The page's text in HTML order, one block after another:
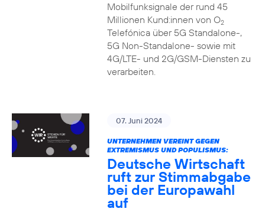
Mobilfunksignale der rund 45
Millionen Kund:innen von O2
Telefónica über 5G Standalone-,
5G Non-Standalone- sowie mit
4G/LTE- und 2G/GSM-Diensten zu
verarbeiten.
07. Juni 2024
UNTERNEHMEN VEREINT GEGEN
EXTREMISMUS UND POPULISMUS:
Deutsche Wirtschaft
ruft zur Stimmabgabe
bei der Europawahl
auf